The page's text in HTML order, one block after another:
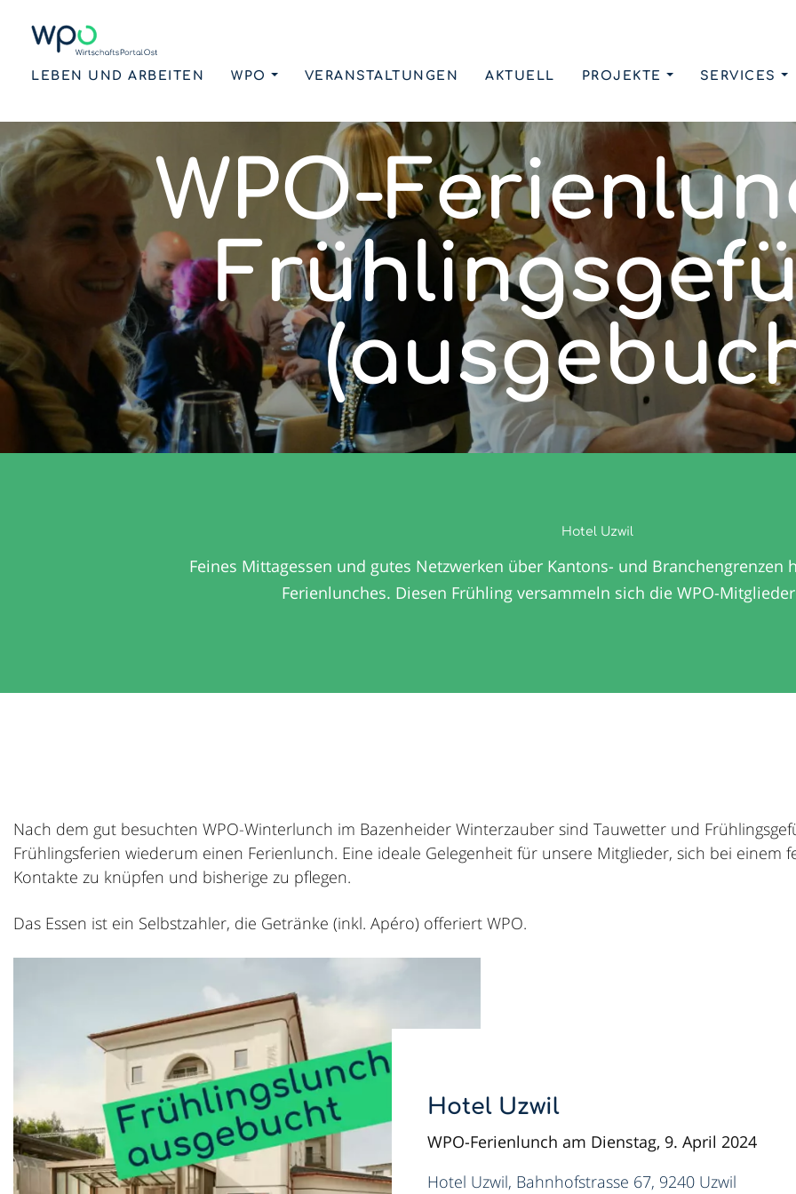
LEBEN UND ARBEITEN WPO VERANSTALTUNGEN AKTUELL PROJEKTE SERVICES
WPO-
Hotel Uzwil
Feines Mittagessen und gutes Netzwerken über Kantons- und Branchengrenzen
Ferienlunches. Diesen Frühling versammeln sich die WPO-
Nach dem gut besuchten WPO-Winterlunch im Bazenheider Winterzauber sind Tauwetter und
Frühlingsferien wiederum einen Ferienlunch. Eine ideale Gelegenheit für unsere Mitglieder, sich bei einem
Kontakte zu knüpfen und bisherige zu pflegen.
Das Essen ist ein Selbstzahler, die Getränke (inkl. Apéro) offeriert WPO.
Hotel Uzwil
WPO-Ferienlunch am Dienstag, 9. April 2024
Hotel Uzwil, Bahnhofstrasse 67, 9240 Uzwil